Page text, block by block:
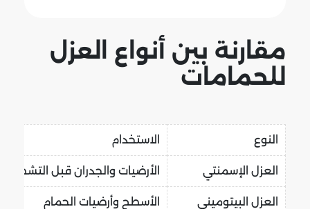
مقارنة بين أنواع العزل
للحمامات
النوع الاستخدام
العزل الإسمنتي الأرضيات والجدران قبل التشطيب
العزل البيتوميني الأسطح وأرضيات الحمام